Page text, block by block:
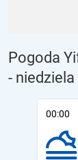
Pogoda
-
00:00